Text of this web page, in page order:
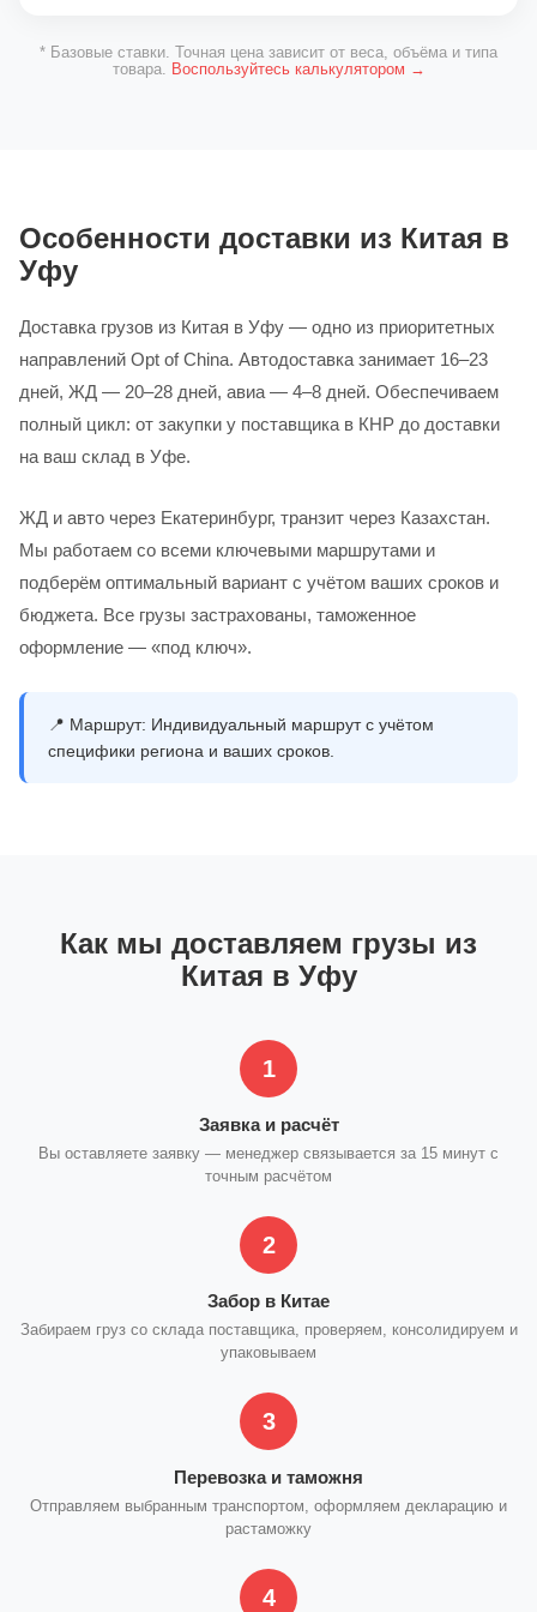
* Базовые ставки. Точная цена зависит от веса, объёма и типа
товара. Воспользуйтесь калькулятором →
Особенности доставки из Китая в
Уфу
Доставка грузов из Китая в Уфу — одно из приоритетных
направлений Opt of China. Автодоставка занимает 16–23
дней, ЖД — 20–28 дней, авиа — 4–8 дней. Обеспечиваем
полный цикл: от закупки у поставщика в КНР до доставки
на ваш склад в Уфе.
ЖД и авто через Екатеринбург, транзит через Казахстан.
Мы работаем со всеми ключевыми маршрутами и
подберём оптимальный вариант с учётом ваших сроков и
бюджета. Все грузы застрахованы, таможенное
оформление — «под ключ».
📍 Маршрут: Индивидуальный маршрут с учётом
специфики региона и ваших сроков.
Как мы доставляем грузы из
Китая в Уфу
1
Заявка и расчёт
Вы оставляете заявку — менеджер связывается за 15 минут с
точным расчётом
2
Забор в Китае
Забираем груз со склада поставщика, проверяем, консолидируем и
упаковываем
3
Перевозка и таможня
Отправляем выбранным транспортом, оформляем декларацию и
растаможку
4